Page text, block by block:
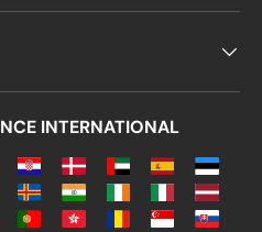
INTERNATIONAL